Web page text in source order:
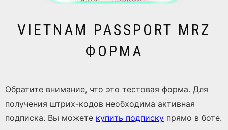
VIETNAM PASSPORT MRZ
ФОРМА
Обратите внимание, что это тестовая форма. Для
получения штрих-кодов необходима активная
подписка. Вы можете купить подписку прямо в боте.